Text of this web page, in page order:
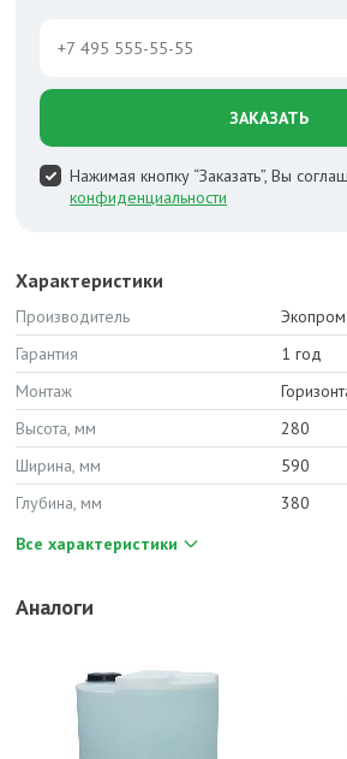
ЗАКАЗАТЬ
Нажимая кнопку “Заказать”, Вы
конфиденциальности
Характеристики
Производитель
Экопром
Гарантия
1 год
Монтаж
Высота, мм
280
Ширина, мм
590
Глубина, мм
380
Все характеристики
Аналоги